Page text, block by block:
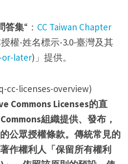
答集“： CC Taiwan Chapter
授權-姓名標示-3.0-臺灣及其
or-later)」提供。
cc-licenses-overview)
Commons Licenses的直
組織提供、發布，
公眾授權條款。傳統常見的
作權利人「保留所有權利